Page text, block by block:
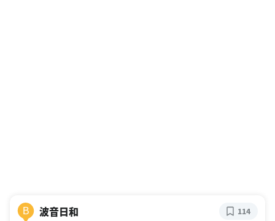
B 波音日和 114